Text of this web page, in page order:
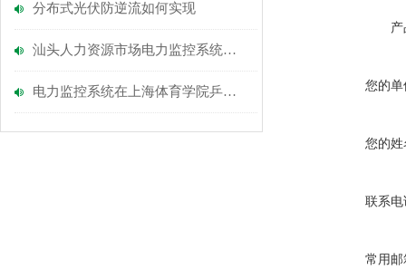
分布式光伏防逆流如何实现
汕头人力资源市场电力监控系统的研究与应用安科瑞涂志燕
电力监控系统在上海体育学院乒物馆和中乒乓球博物馆项目的应用 您的单
您的姓
联系电
常用邮